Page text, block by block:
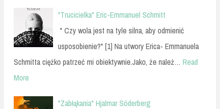
"Trucicielka" Eric-Emmanuel Schmitt
" Czy wola jest na tyle silna, aby odmienić
usposobienie?" [1] Na utwory Erica- Emmanuela
Schmitta ciężko patrzeć mi obiektywnie.Jako, że należ… Read
More
"Zabłąkania" Hjalmar Söderberg